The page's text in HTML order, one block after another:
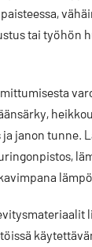
tai työhön
janon tunne.